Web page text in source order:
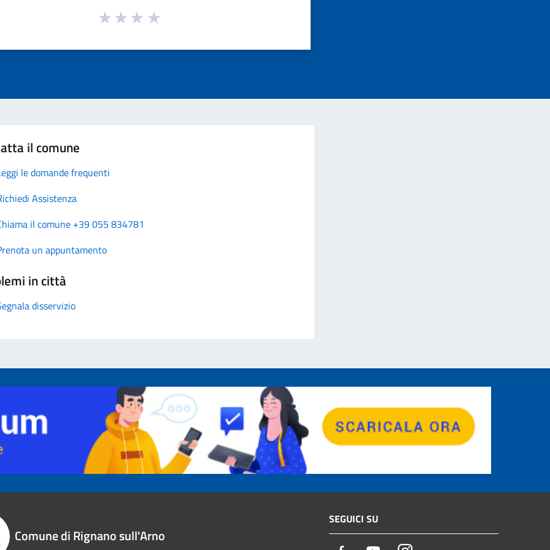
il comune
le domande frequenti
Assistenza
il comune +39 055 834781
un appuntamento
in città
disservizio
Comune di Rignano sull'Arno
SEGUICI SU